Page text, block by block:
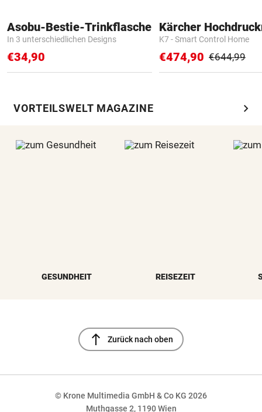
Asobu-Bestie-Trinkflasche
In 3 unterschiedlichen Designs
€34,90
Kärcher
K7 - Smart Control Home
€474,90 €644,99
VORTEILSWELT MAGAZINE chevron_right
GESUNDHEIT REISEZEIT
north Zurück nach oben
© Krone Multimedia GmbH & Co KG 2026
Muthgasse 2, 1190 Wien